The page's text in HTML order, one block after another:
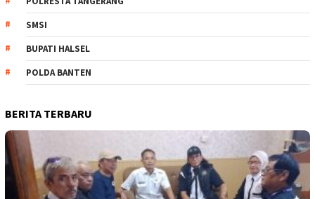
SMSI
BUPATI HALSEL
POLDA BANTEN
BERITA TERBARU